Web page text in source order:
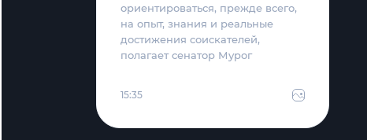
ориентироваться, прежде всего,
на опыт, знания и реальные
достижения соискателей,
полагает сенатор Мурог
15:35